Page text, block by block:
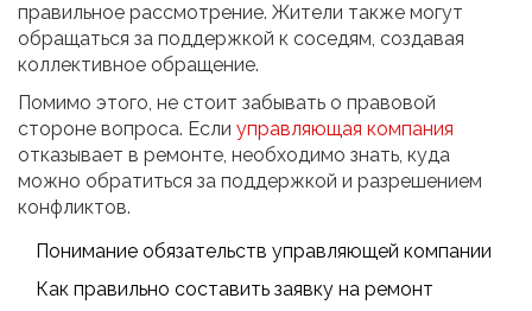
правильное рассмотрение. Жители также могут
обращаться за поддержкой к соседям, создавая
коллективное обращение.
Помимо этого, не стоит забывать о правовой
стороне вопроса. Если управляющая компания
отказывает в ремонте, необходимо знать, куда
можно обратиться за поддержкой и разрешением
конфликтов.
Понимание обязательств управляющей компании
Как правильно составить заявку на ремонт